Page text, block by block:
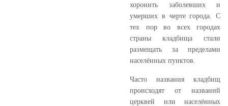
хоронить заболевших и
умерших в черте города. С
тех пор во всех городах
страны кладбища стали
размещать за пределами
населённых пунктов.
Часто названия кладбищ
происходят от названий
церквей или населённых